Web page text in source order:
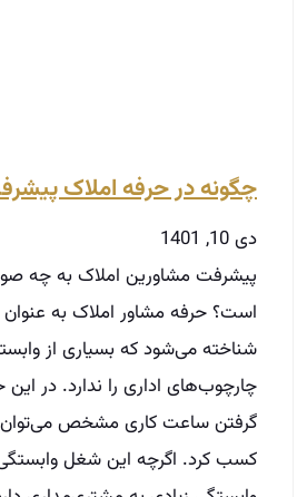
چگونه در حرفه املاک
دی 10, 1401
پیشرفت مشاورین املاک به چه
است؟ حرفه مشاور املاک به
شناخته می‌شود که بسیاری از
چارچوب‌های اداری را ندارد. در
گرفتن ساعت کاری مشخص می‌توان
کسب کرد. اگرچه این شغل وابستگی